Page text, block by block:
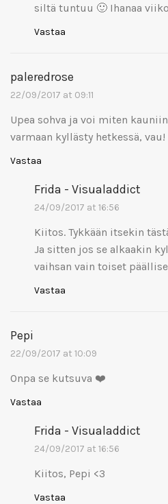
siltä tuntuu 🙂 Ihanaa
Vastaa
paleredrose
22/09/2017 at 09:11
Upea sohva ja voi miten
varmaan kyllästy hetkessä, vau!
Vastaa
Frida - Visualaddict
24/09/2017 at 16:56
Kiitos. Tykkään itsekin
Ja sitten jos se alkaakin
vaihsan vain toiset
Vastaa
Pepi
22/09/2017 at 10:09
Onpa se kutsuva ❤️
Vastaa
Frida - Visualaddict
24/09/2017 at 16:56
Kiitos, Pepi <3
Vastaa